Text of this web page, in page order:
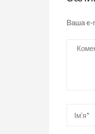
Ваша e-
Коментар